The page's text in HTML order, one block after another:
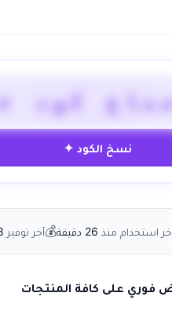
كود
نسخ الكود ✦
استخدام منذ 26 دقيقة 💰آخر توفير